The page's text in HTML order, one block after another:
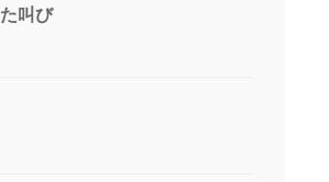
叫び